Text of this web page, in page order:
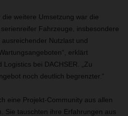
die weitere Umsetzung war die
Fahrzeuge, insbesondere
Nutzlast und
erklärt
bei DACHSER. „Zu
noch deutlich begrenzter.“
eine Projekt-Community aus allen
Sie tauschten ihre Erfahrungen aus